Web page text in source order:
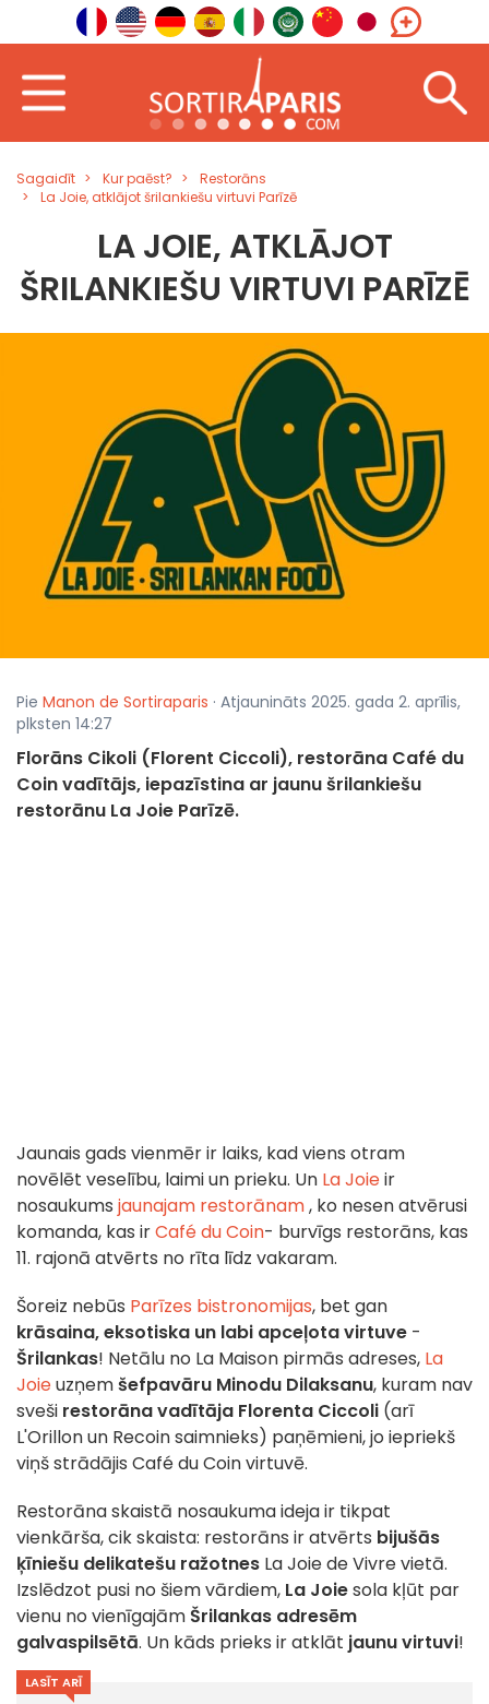
Sagaidīt Kur paēst?
Restorāns
La Joie, atklājot šrilankiešu virtuvi Parīzē
LA JOIE, ATKLĀJOT
ŠRILANKIEŠU VIRTUVI PARĪZĒ
Pie Manon de Sortiraparis · Atjaunināts 2025. gada 2. aprīlis,
plksten 14:27
Florāns Cikoli (Florent Ciccoli), restorāna Café du
Coin vadītājs, iepazīstina ar jaunu šrilankiešu
restorānu La Joie Parīzē.
Jaunais gads vienmēr ir laiks, kad viens otram
novēlēt veselību, laimi un prieku. Un La Joieir
nosaukums jaunajam restorānam, ko nesen atvērusi
komanda, kas irCafé du Coin- burvīgs restorāns, kas
11. rajonā atvērts no rīta līdz vakaram.
Šoreiz nebūs Parīzes bistronomijas, bet gan
krāsaina, eksotiska un labi apceļota virtuve -
Šrilankas! Netālu no La Maison pirmās adreses, La
Joieuzņemšefpavāru Minodu Dilaksanu, kuram nav
sveši restorāna vadītāja Florenta Ciccoli (arī
L'Orillon un Recoin saimnieks) paņēmieni, jo iepriekš
viņš strādājis Café du Coin virtuvē.
Restorāna skaistā nosaukuma ideja ir tikpat
vienkārša, cik skaista: restorāns ir atvērts bijušās
ķīniešu delikatešu ražotnes La Joie de Vivre vietā.
Izslēdzot pusi no šiem vārdiem, La Joiesola kļūt par
vienu no vienīgajām Šrilankas adresēm
galvaspilsētā. Un kāds prieks ir atklāt jaunu virtuvi!
LASĪT ARĪ